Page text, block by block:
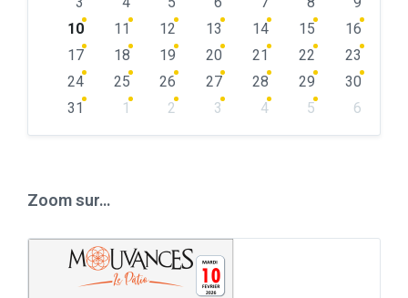
10
11 12 13 14 15
16
17
18 19 20 21 22
23
24
25 26 27 28 29
30
31
1 2 3 4 5
6
Zoom sur…